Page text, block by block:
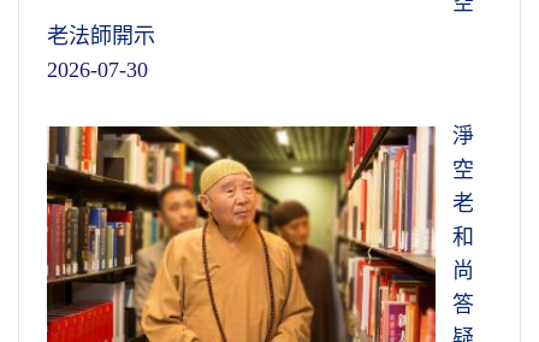
老法師開示
2026-07-30
淨
空
老
和
尚
答